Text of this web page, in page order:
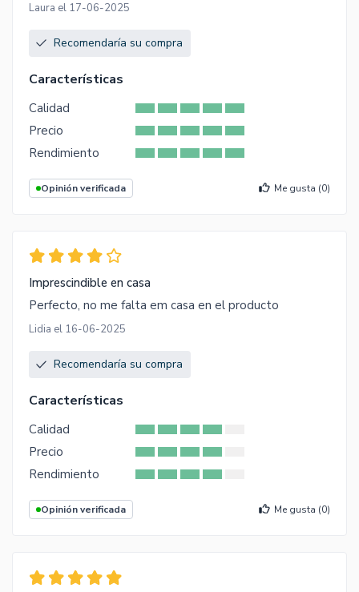
Laura el 17-06-2025
Recomendaría su compra
Características
Calidad
Precio
Rendimiento
Opinión verificada Me gusta (0)
Imprescindible en casa
Perfecto, no me falta em casa en el producto
Lidia el 16-06-2025
Recomendaría su compra
Características
Calidad
Precio
Rendimiento
Opinión verificada Me gusta (0)